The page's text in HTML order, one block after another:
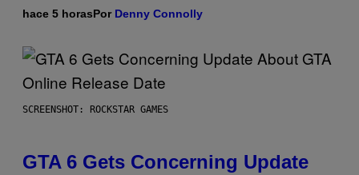
hace 5 horasPor Denny Connolly
SCREENSHOT: ROCKSTAR GAMES
GTA 6 Gets Concerning Update